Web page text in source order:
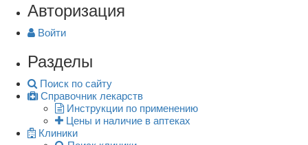
Авторизация
Войти
Разделы
Поиск по сайту
Справочник лекарств
Инструкции по применению
Цены и наличие в аптеках
Клиники